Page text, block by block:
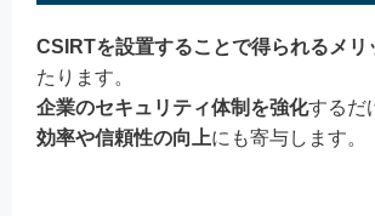
CSIRTを設置することで得られるメリ
たります。
企業のセキュリティ体制を強化するだ
効率や信頼性の向上にも寄与します。